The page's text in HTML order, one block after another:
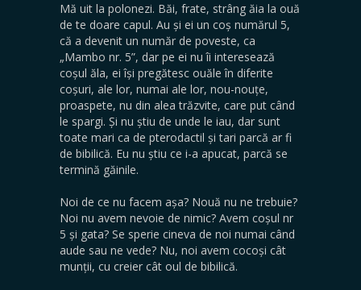
Mă uit la polonezi. Băi, frate, strâng ăia la ouă
de te doare capul. Au și ei un coș numărul 5,
că a devenit un număr de poveste, ca
„Mambo nr. 5”, dar pe ei nu îi interesează
coșul ăla, ei își pregătesc ouăle în diferite
coșuri, ale lor, numai ale lor, nou-nouțe,
proaspete, nu din alea trăzvite, care put când
le spargi. Și nu știu de unde le iau, dar sunt
toate mari ca de pterodactil și tari parcă ar fi
de bibilică. Eu nu știu ce i-a apucat, parcă se
termină găinile.
Noi de ce nu facem așa? Nouă nu ne trebuie?
Noi nu avem nevoie de nimic? Avem coșul nr
5 și gata? Se sperie cineva de noi numai când
aude sau ne vede? Nu, noi avem cocoși cât
munții, cu creier cât oul de bibilică.